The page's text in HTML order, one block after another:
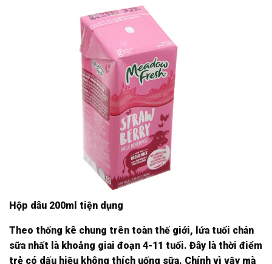
Hộp dâu 200ml tiện dụng
Theo thống kê chung trên toàn thế giới, lứa tuổi chán
sữa nhất là khoảng giai đoạn 4-11 tuổi. Đây là thời điểm
trẻ có dấu hiệu không thích uống sữa. Chính vì vậy mà